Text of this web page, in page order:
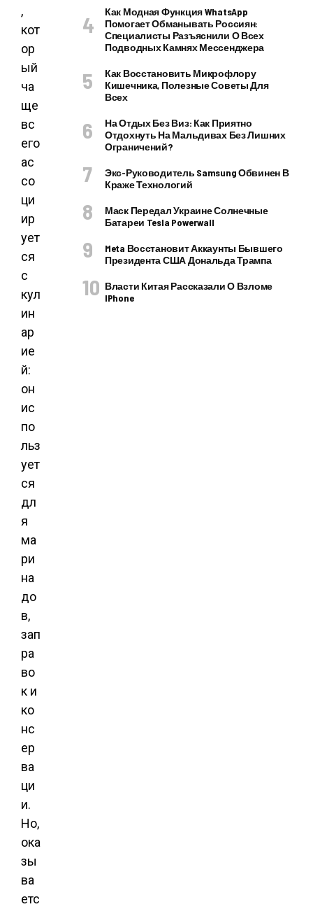
,
кот
ор
ый
ча
ще
вс
его
ас
со
ци
ир
ует
ся
с
кул
ин
ар
ие
й:
он
ис
по
льз
ует
ся
дл
я
ма
ри
на
до
в,
зап
ра
во
к и
ко
нс
ер
ва
ци
и.
Но,
ока
зы
ва
етс
Как Модная Функция WhatsApp
Помогает Обманывать Россиян:
Специалисты Разъяснили О Всех
Подводных Камнях Мессенджера
Как Восстановить Микрофлору
Кишечника, Полезные Советы Для
Всех
На Отдых Без Виз: Как Приятно
Отдохнуть На Мальдивах Без Лишних
Ограничений?
Экс-Руководитель Samsung Обвинен В
Краже Технологий
Маск Передал Украине Солнечные
Батареи Tesla Powerwall
Meta Восстановит Аккаунты Бывшего
Президента США Дональда Трампа
Власти Китая Рассказали О Взломе
IPhone